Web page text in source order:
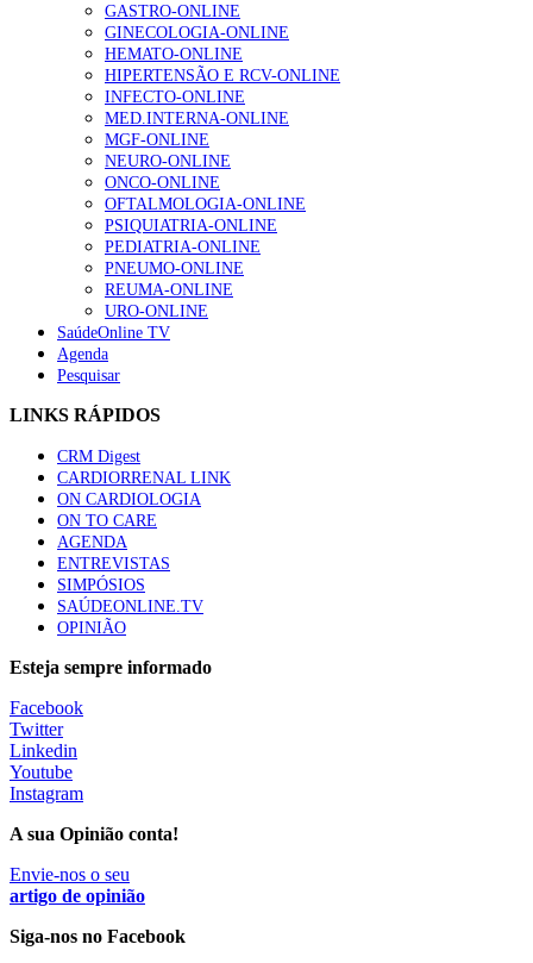
1.º Episódio do Podcast “Frequência Cardio – Sintoniza-
te na Insuficiência Cardíaca” da Bayer
202 visualizações
Alguns milhares de utentes podem ficar sem médico de
família com nova regras do registo, alerta associação
160 visualizações
“Os programas de rastreio do cancro do pulmão são
custo-efetivos e representam um investimento
sustentável para os sistemas de saúde”
94 visualizações
Quase quatro em cada dez doentes com enfarte
88 visualizações
Trodelvy aprovado para primeira linha no cancro da
mama triplo negativo metastático em doentes não
elegíveis para inibidores PD-(L)1
61 visualizações
MAIS NOTÍCIAS
Quase 11.900 jovens recorreram aos cheques psicólogo e
nutricionista no primeiro mês
7 Ago, 2026
ULS de Coimbra estreia cirurgia endoscópica do ouvido com
apoio robótico em Portugal
7 Ago, 2026 0 Comments
GASTRO-ONLINE
GINECOLOGIA-ONLINE
HEMATO-ONLINE
HIPERTENSÃO E RCV-ONLINE
INFECTO-ONLINE
MED.INTERNA-ONLINE
MGF-ONLINE
NEURO-ONLINE
ONCO-ONLINE
OFTALMOLOGIA-ONLINE
PSIQUIATRIA-ONLINE
PEDIATRIA-ONLINE
PNEUMO-ONLINE
REUMA-ONLINE
URO-ONLINE
SaúdeOnline TV
Agenda
Pesquisar
LINKS RÁPIDOS
CRM Digest
CARDIORRENAL LINK
ON CARDIOLOGIA
ON TO CARE
AGENDA
ENTREVISTAS
SIMPÓSIOS
SAÚDEONLINE.TV
OPINIÃO
Esteja sempre informado
Facebook
Twitter
Linkedin
Youtube
Instagram
A sua Opinião conta!
Envie-nos o seu
artigo de opinião
Siga-nos no Facebook